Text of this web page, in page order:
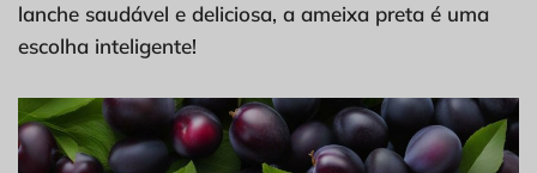
lanche saudável e deliciosa, a ameixa preta é uma
escolha inteligente!